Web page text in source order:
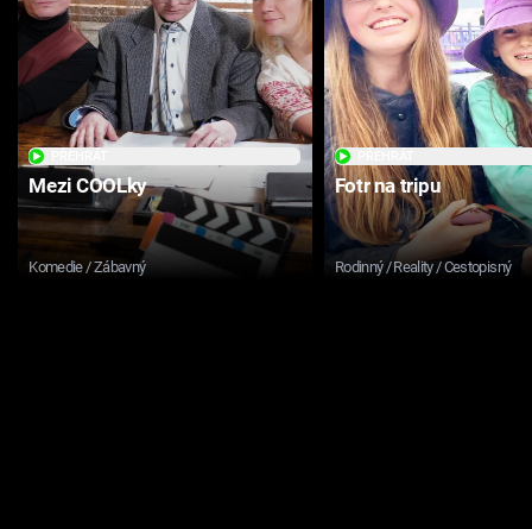
Mezi COOLky
Komedie / Zábavný
Fotr na tripu
Rodinný / Reality / Cestopisný